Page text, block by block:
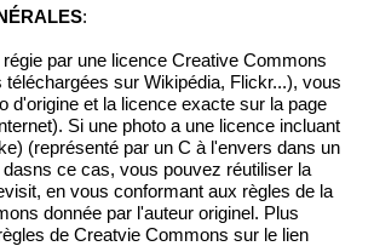
:
par une licence Creative Commons
téléchargées sur Wikipédia, Flickr...), vous
d'origine et la licence exacte sur la page
Si une photo a une licence incluant
(représenté par un C à l'envers dans un
ce cas, vous pouvez réutiliser la
en vous conformant aux règles de la
donnée par l'auteur originel. Plus
de Creatvie Commons sur le lien